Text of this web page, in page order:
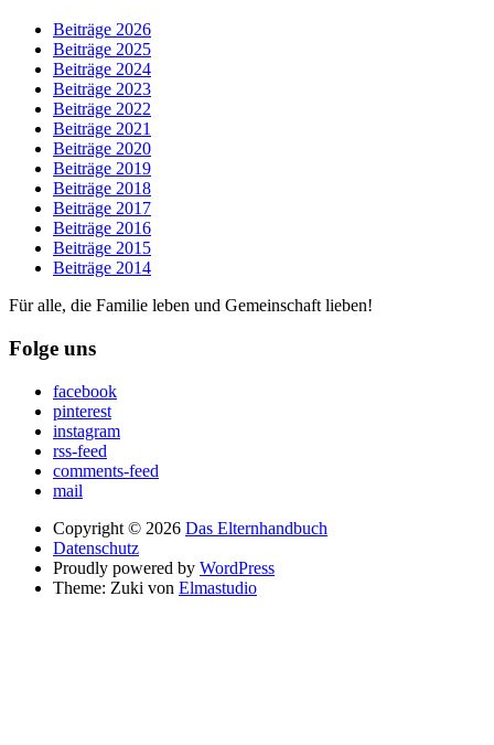
Beiträge 2026
Beiträge 2025
Beiträge 2024
Beiträge 2023
Beiträge 2022
Beiträge 2021
Beiträge 2020
Beiträge 2019
Beiträge 2018
Beiträge 2017
Beiträge 2016
Beiträge 2015
Beiträge 2014
Für alle, die Familie leben und Gemeinschaft lieben!
Folge uns
facebook
pinterest
instagram
rss-feed
comments-feed
mail
Copyright © 2026 Das Elternhandbuch
Datenschutz
Proudly powered by WordPress
Theme: Zuki von Elmastudio